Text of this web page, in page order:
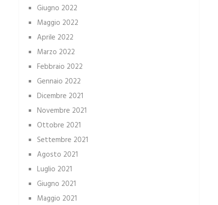
Giugno 2022
Maggio 2022
Aprile 2022
Marzo 2022
Febbraio 2022
Gennaio 2022
Dicembre 2021
Novembre 2021
Ottobre 2021
Settembre 2021
Agosto 2021
Luglio 2021
Giugno 2021
Maggio 2021